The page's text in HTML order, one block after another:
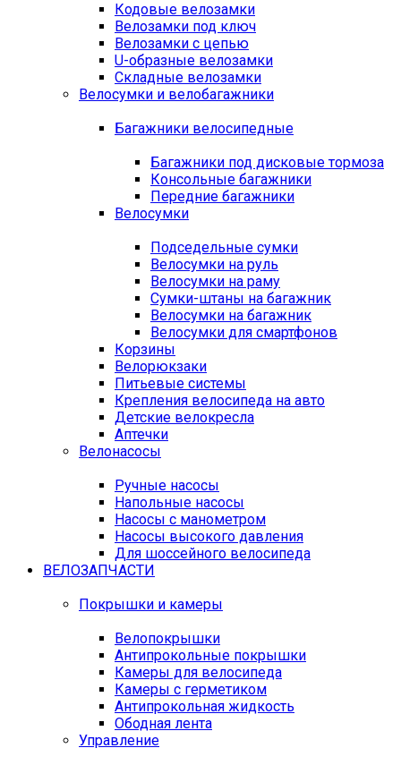
Кодовые велозамки
Велозамки под ключ
Велозамки с цепью
U-образные велозамки
Складные велозамки
Велосумки и велобагажники
Багажники велосипедные
Багажники под дисковые тормоза
Консольные багажники
Передние багажники
Велосумки
Подседельные сумки
Велосумки на руль
Велосумки на раму
Сумки-штаны на багажник
Велосумки на багажник
Велосумки для смартфонов
Корзины
Велорюкзаки
Питьевые системы
Крепления велосипеда на авто
Детские велокресла
Аптечки
Велонасосы
Ручные насосы
Напольные насосы
Насосы с манометром
Насосы высокого давления
Для шоссейного велосипеда
ВЕЛОЗАПЧАСТИ
Покрышки и камеры
Велопокрышки
Антипрокольные покрышки
Камеры для велосипеда
Камеры с герметиком
Антипрокольная жидкость
Ободная лента
Управление